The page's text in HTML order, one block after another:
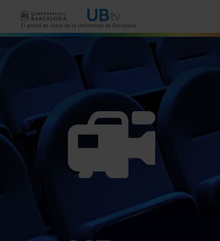
El portal de vídeo de la Universitat de Barcelona